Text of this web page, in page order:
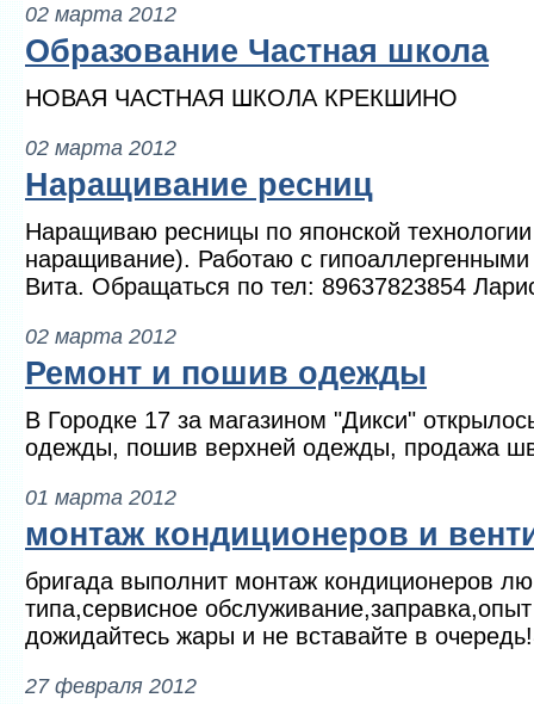
02 марта 2012
Образование Частная школа
НОВАЯ ЧАСТНАЯ ШКОЛА КРЕКШИНО
02 марта 2012
Наращивание ресниц
Наращиваю ресницы по японской
наращивание). Работаю с
Вита. Обращаться по тел: 89637823854
02 марта 2012
Ремонт и пошив одежды
В Городке 17 за магазином "Дикси"
одежды, пошив верхней одежды, продажа
01 марта 2012
монтаж кондиционеров и
бригада выполнит монтаж кондиционеров
типа,сервисное
дожидайтесь жары и не вставайте в
27 февраля 2012